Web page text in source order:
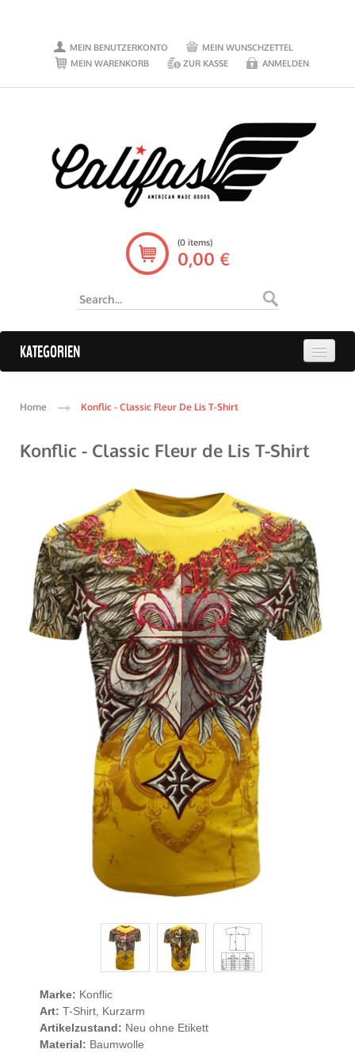
MEIN BENUTZERKONTO
MEIN WUNSCHZETTEL
MEIN WARENKORB
ZUR KASSE ANMELDEN
(0 items)
0,00 €
KATEGORIEN
Home Konflic - Classic Fleur De Lis T-Shirt
Konflic - Classic Fleur de Lis T-Shirt
Marke: Konflic
Art: T-Shirt, Kurzarm
Artikelzustand: Neu ohne Etikett
Material: Baumwolle